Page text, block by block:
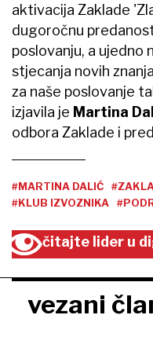
aktivacija Zaklade
dugoročnu
poslovanju, a ujedno
stjecanja novih
za naše poslovanje
izjavila je Martina
odbora Zaklade i
#MARTINA DALIĆ
#KLUB IZVOZNIKA
čitajte lider u
vezani